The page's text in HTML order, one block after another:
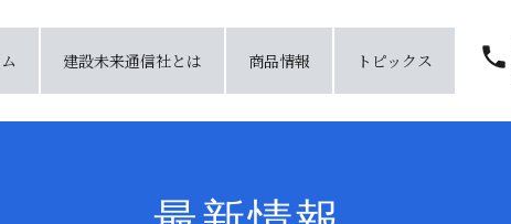
建設未来通信社とは 商品情報 トピックス